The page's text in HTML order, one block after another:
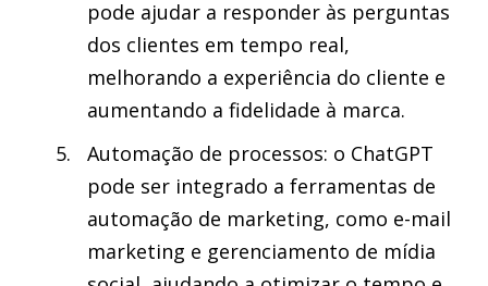
pode ajudar a responder às perguntas
dos clientes em tempo real,
melhorando a experiência do cliente e
aumentando a fidelidade à marca.
Automação de processos: o ChatGPT
pode ser integrado a ferramentas de
automação de marketing, como e-mail
marketing e gerenciamento de mídia